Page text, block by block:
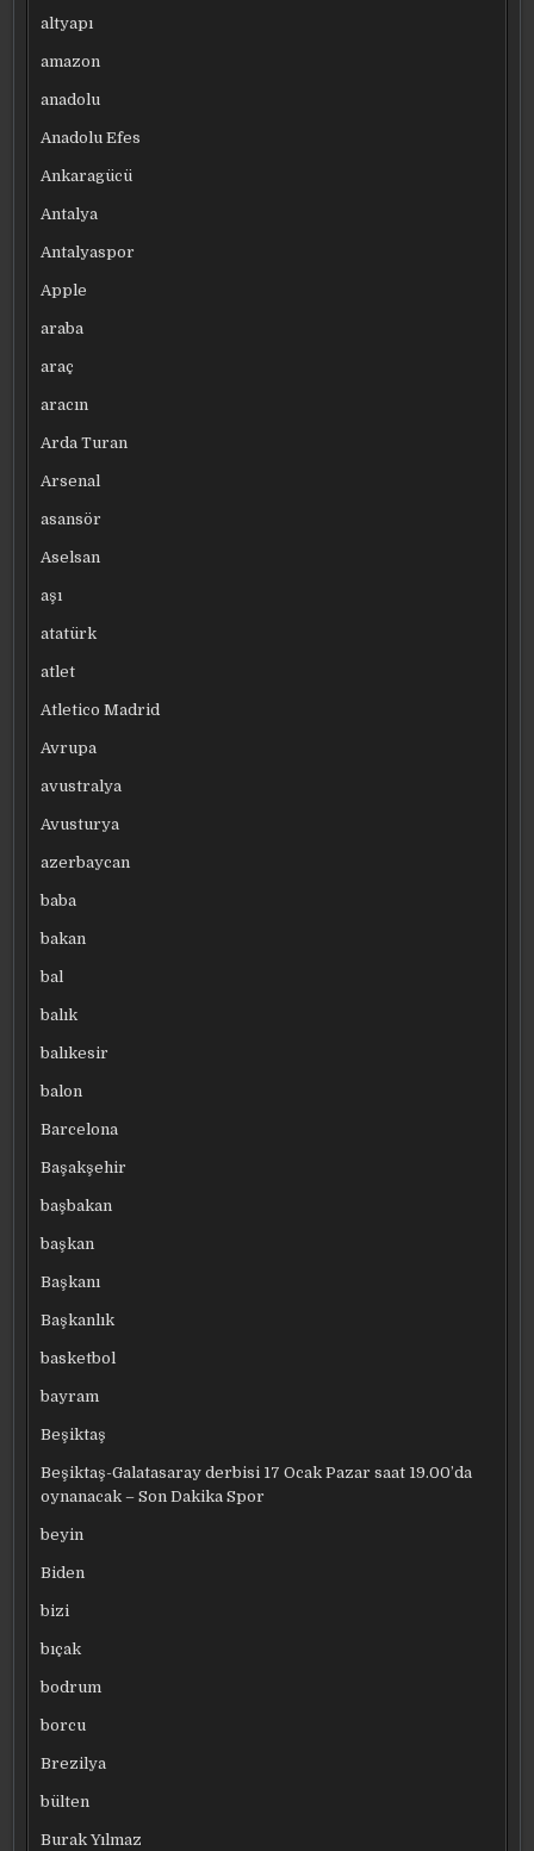
altyapı
amazon
anadolu
Anadolu Efes
Ankaragücü
Antalya
Antalyaspor
Apple
araba
araç
aracın
Arda Turan
Arsenal
asansör
Aselsan
aşı
atatürk
atlet
Atletico Madrid
Avrupa
avustralya
Avusturya
azerbaycan
baba
bakan
bal
balık
balıkesir
balon
Barcelona
Başakşehir
başbakan
başkan
Başkanı
Başkanlık
basketbol
bayram
Beşiktaş
Beşiktaş-Galatasaray derbisi 17 Ocak Pazar saat 19.00’da
oynanacak – Son Dakika Spor
beyin
Biden
bizi
bıçak
bodrum
borcu
Brezilya
bülten
Burak Yılmaz